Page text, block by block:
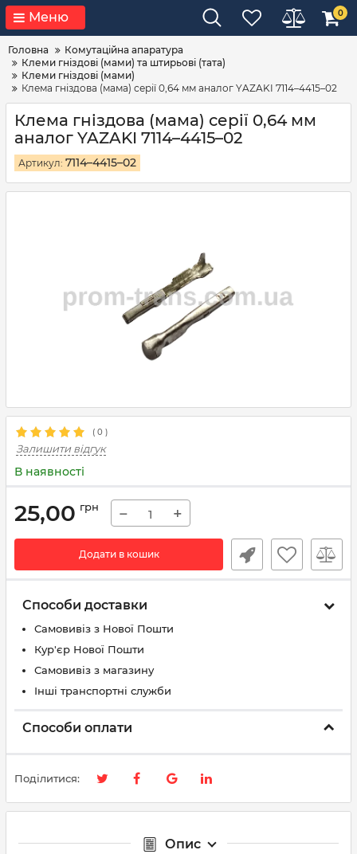
Меню 0
Головна
Комутаційна апаратура
Клеми гніздові (мами) та штирьові (тата)
Клеми гніздові (мами)
Клема гніздова (мама) серії 0,64 мм аналог YAZAKI 7114–4415–02
Клема гніздова (мама) серії 0,64 мм
аналог YAZAKI 7114–4415–02
Артикул: 7114–4415–02
( 0 )
Залишити відгук
В наявності
25,00 грн − +
Додати в кошик
Способи доставки
Самовивіз з Нової Пошти
Кур'єр Нової Пошти
Самовивіз з магазину
Інші транспортні служби
Способи оплати
Поділитися:
Опис